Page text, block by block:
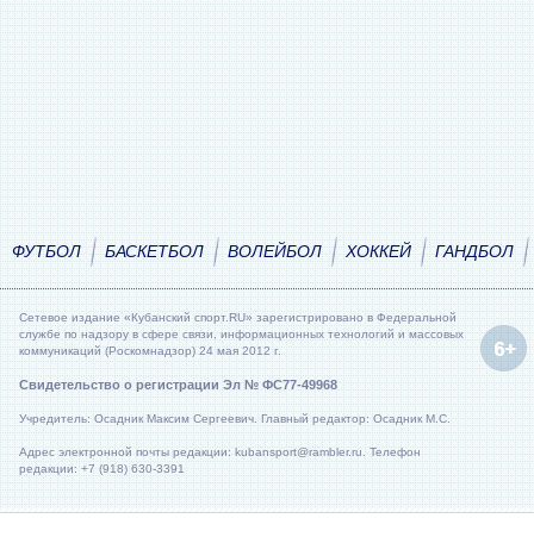
ФУТБОЛ БАСКЕТБОЛ ВОЛЕЙБОЛ ХОККЕЙ ГАНДБОЛ
Сетевое издание «Кубанский спорт.RU» зарегистрировано в Федеральной
службе по надзору в сфере связи, информационных технологий и массовых
коммуникаций (Роскомнадзор) 24 мая 2012 г.
Свидетельство о регистрации Эл № ФС77-49968
Учредитель: Осадник Максим Сергеевич. Главный редактор: Осадник М.С.
Адрес электронной почты редакции: kubansport@rambler.ru. Телефон
редакции: +7 (918) 630-3391